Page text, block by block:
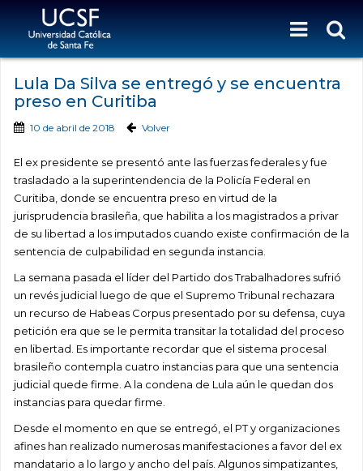
Lula Da Silva se entregó y se encuentra
preso en Curitiba
10 de abril de 2018 Volver
El ex presidente se presentó ante las fuerzas federales y fue
trasladado a la superintendencia de la Policía Federal en
Curitiba, donde se encuentra preso en virtud de la
jurisprudencia brasileña, que habilita a los magistrados a privar
de su libertad a los imputados cuando existe confirmación de la
sentencia de culpabilidad en segunda instancia.
La semana pasada el líder del Partido dos Trabalhadores sufrió
un revés judicial luego de que el Supremo Tribunal rechazara
un recurso de Habeas Corpus presentado por su defensa, cuya
petición era que se le permita transitar la totalidad del proceso
en libertad. Es importante recordar que el sistema procesal
brasileño contempla cuatro instancias para que una sentencia
judicial quede firme. A la condena de Lula aún le quedan dos
instancias para quedar firme.
Desde el momento en que se entregó, el PT y organizaciones
afines han realizado numerosas manifestaciones a favor del ex
mandatario a lo largo y ancho del país. Algunos simpatizantes,